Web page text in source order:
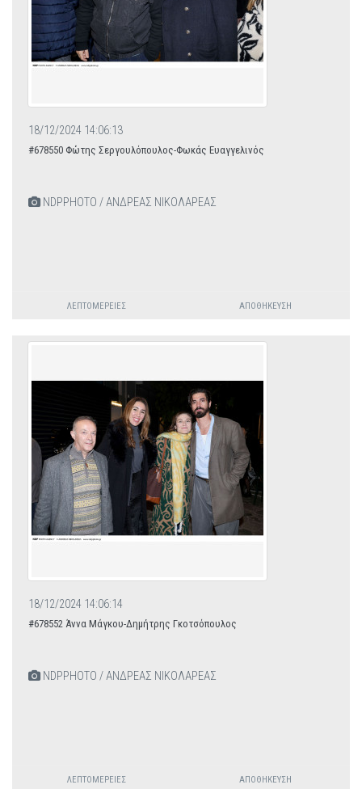
18/12/2024 14:06:13
#678550 Φώτης Σεργουλόπουλος-Φωκάς Ευαγγελινός
NDPPHOTO / ΑΝΔΡΕΑΣ ΝΙΚΟΛΑΡΕΑΣ
ΛΕΠΤΟΜΈΡΕΙΕΣ ΑΠΟΘΉΚΕΥΣΗ
18/12/2024 14:06:14
#678552 Άννα Μάγκου-Δημήτρης Γκοτσόπουλος
NDPPHOTO / ΑΝΔΡΕΑΣ ΝΙΚΟΛΑΡΕΑΣ
ΛΕΠΤΟΜΈΡΕΙΕΣ ΑΠΟΘΉΚΕΥΣΗ